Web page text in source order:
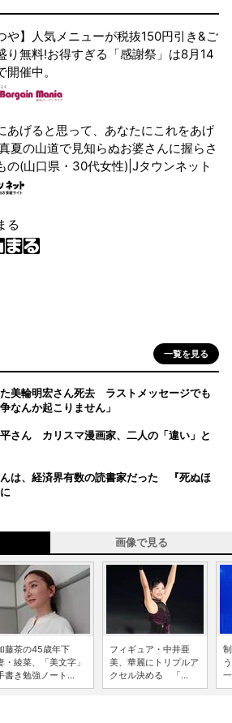
や】人気メニューが税抜150円引き&ご
り無料!お得すぎる「感謝祭」は8月14
開催中。
あげると思って、あなたにこれをあげ
夏の山道で見知らぬお婆さんに握らさ
の(山口県・30代女性)|Jタウンネット
る
一覧を見る
美輪明宏さん死去 ラストメッセージでも
んか起こりません」
さん カリスマ漫画家、二人の「違い」と
は、経済界有数の読書家だった 『死ぬほ
画像で見る
藤茶の45歳年下
・綾菜、「美文字」
書き勉強ノート...
フィギュア・中井亜
美、華麗にトリプルア
クセル決める 「...